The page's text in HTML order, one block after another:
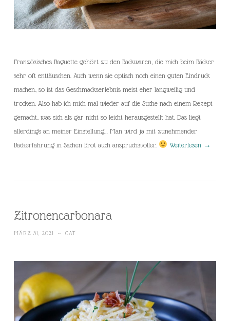
Französisches Baguette gehört zu den Backwaren, die mich beim Bäcker
sehr oft enttäuschen. Auch wenn sie optisch noch einen guten Eindruck
machen, so ist das Geschmackserlebnis meist eher langweilig und
trocken. Also hab ich mich mal wieder auf die Suche nach einem Rezept
gemacht, was sich als gar nicht so leicht herausgestellt hat. Das liegt
allerdings an meiner Einstellung… Man wird ja mit zunehmender
Backerfahrung in Sachen Brot auch anspruchsvoller.
Weiterlesen →
Zitronencarbonara
MÄRZ 31, 2021 ~ CAT